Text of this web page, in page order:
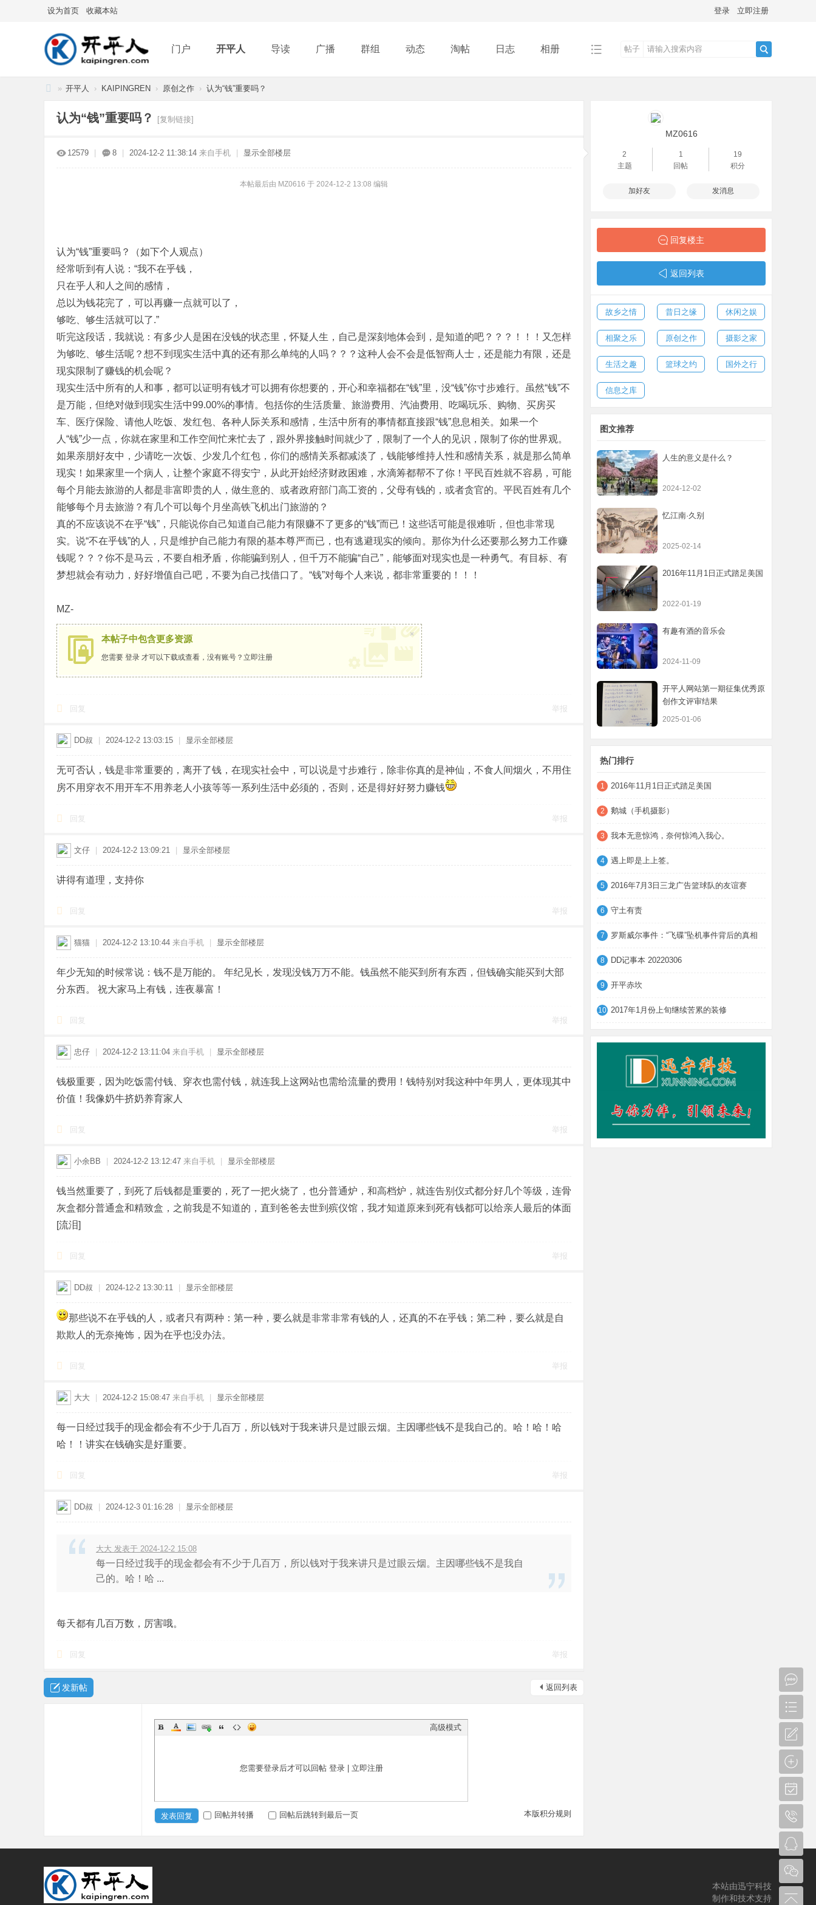
设为首页 收藏本站 登录 立即注册
门户 开平人 导读 广播 群组 动态 淘帖 日志 相册
分享 记录 排行榜
帖子
» 开平人 › KAIPINGREN › 原创之作 › 认为“钱”重要吗？
认为“钱”重要吗？ [复制链接]
12579 8 2024-12-2 11:38:14 来自手机 显示全部楼层
本帖最后由 MZ0616 于 2024-12-2 13:08 编辑
认为“钱”重要吗？（如下个人观点）
经常听到有人说：“我不在乎钱，
只在乎人和人之间的感情，
总以为钱花完了，可以再赚一点就可以了，
够吃、够生活就可以了.”
听完这段话，我就说：有多少人是困在没钱的状态里，怀疑人生，自己是深刻地体会到，是知道的吧？？？！！！又怎样
为够吃、够生活呢？想不到现实生活中真的还有那么单纯的人吗？？？这种人会不会是低智商人士，还是能力有限，还是
现实限制了赚钱的机会呢？
现实生活中所有的人和事，都可以证明有钱才可以拥有你想要的，开心和幸福都在“钱”里，没“钱”你寸步难行。虽然“钱”不
是万能，但绝对做到现实生活中99.00%的事情。包括你的生活质量、旅游费用、汽油费用、吃喝玩乐、购物、买房买
车、医疗保险、请他人吃饭、发红包、各种人际关系和感情，生活中所有的事情都直接跟“钱”息息相关。如果一个
人“钱”少一点，你就在家里和工作空间忙来忙去了，跟外界接触时间就少了，限制了一个人的见识，限制了你的世界观。
如果亲朋好友中，少请吃一次饭、少发几个红包，你们的感情关系都减淡了，钱能够维持人性和感情关系，就是那么简单
现实！如果家里一个病人，让整个家庭不得安宁，从此开始经济财政困难，水滴筹都帮不了你！平民百姓就不容易，可能
每个月能去旅游的人都是非富即贵的人，做生意的、或者政府部门高工资的，父母有钱的，或者贪官的。平民百姓有几个
能够每个月去旅游？有几个可以每个月坐高铁飞机出门旅游的？
真的不应该说不在乎“钱”，只能说你自己知道自己能力有限赚不了更多的“钱”而已！这些话可能是很难听，但也非常现
实。说“不在乎钱”的人，只是维护自己能力有限的基本尊严而已，也有逃避现实的倾向。那你为什么还要那么努力工作赚
钱呢？？？你不是马云，不要自相矛盾，你能骗到别人，但千万不能骗“自己”，能够面对现实也是一种勇气。有目标、有
梦想就会有动力，好好增值自己吧，不要为自己找借口了。“钱”对每个人来说，都非常重要的！！！
MZ-
本帖子中包含更多资源
您需要 登录 才可以下载或查看，没有账号？ 立即注册
×
回复 举报
DD叔 2024-12-2 13:03:15 显示全部楼层
无可否认，钱是非常重要的，离开了钱，在现实社会中，可以说是寸步难行，除非你真的是神仙，不食人间烟火，不用住
房不用穿衣不用开车不用养老人小孩等等一系列生活中必须的，否则，还是得好好努力赚钱
回复 举报
文仔 2024-12-2 13:09:21 显示全部楼层
讲得有道理，支持你
回复 举报
猫猫 2024-12-2 13:10:44 来自手机 显示全部楼层
年少无知的时候常说：钱不是万能的。 年纪见长，发现没钱万万不能。钱虽然不能买到所有东西，但钱确实能买到大部
分东西。 祝大家马上有钱，连夜暴富！
回复 举报
忠仔 2024-12-2 13:11:04 来自手机 显示全部楼层
钱极重要，因为吃饭需付钱、穿衣也需付钱，就连我上这网站也需给流量的费用！钱特别对我这种中年男人，更体现其中
价值！我像奶牛挤奶养育家人
回复 举报
小余BB 2024-12-2 13:12:47 来自手机 显示全部楼层
钱当然重要了，到死了后钱都是重要的，死了一把火烧了，也分普通炉，和高档炉，就连告别仪式都分好几个等级，连骨
灰盒都分普通盒和精致盒，之前我是不知道的，直到爸爸去世到殡仪馆，我才知道原来到死有钱都可以给亲人最后的体面
[流泪]
回复 举报
DD叔 2024-12-2 13:30:11 显示全部楼层
那些说不在乎钱的人，或者只有两种：第一种，要么就是非常非常有钱的人，还真的不在乎钱；第二种，要么就是自
欺欺人的无奈掩饰，因为在乎也没办法。
回复 举报
大大 2024-12-2 15:08:47 来自手机 显示全部楼层
每一日经过我手的现金都会有不少于几百万，所以钱对于我来讲只是过眼云烟。主因哪些钱不是我自己的。哈！哈！哈
哈！！讲实在钱确实是好重要。
回复 举报
DD叔 2024-12-3 01:16:28 显示全部楼层
大大 发表于 2024-12-2 15:08
每一日经过我手的现金都会有不少于几百万，所以钱对于我来讲只是过眼云烟。主因哪些钱不是我自
己的。哈！哈 ...
每天都有几百万数，厉害哦。
回复 举报
返回列表
发新帖
高级模式
您需要登录后才可以回帖 登录| 立即注册
本版积分规则
发表回复 回帖并转播 回帖后跳转到最后一页
MZ0616
2
主题
1
回帖
19
积分
加好友 发消息
回复楼主
返回列表
故乡之情 昔日之缘 休闲之娱
相聚之乐 原创之作 摄影之家
生活之趣 篮球之约 国外之行
信息之库
图文推荐
人生的意义是什么？
2024-12-02
忆江南·久别
2025-02-14
2016年11月1日正式踏足美国
2022-01-19
有趣有酒的音乐会
2024-11-09
开平人网站第一期征集优秀原
创作文评审结果
2025-01-06
热门排行
1 2016年11月1日正式踏足美国
2 鹅城（手机摄影）
3 我本无意惊鸿，奈何惊鸿入我心。
4 遇上即是上上签。
5 2016年7月3日三龙广告篮球队的友谊赛
6 守土有责
7 罗斯威尔事件：“飞碟”坠机事件背后的真相
8 DD记事本 20220306
9 开平赤坎
10 2017年1月份上旬继续苦累的装修
本站由迅宁科技
制作和技术支持